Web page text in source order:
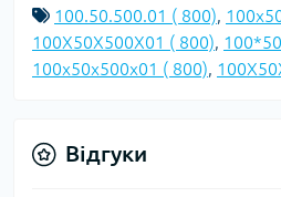
100.50.500.01 ( 800),
100X50X500X01 ( 800),
100х50х500х01 ( 800),
Відгуки